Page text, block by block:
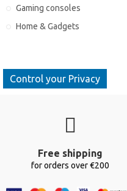
Gaming consoles
Home & Gadgets
Control your Privacy
Free shipping
for orders over €200